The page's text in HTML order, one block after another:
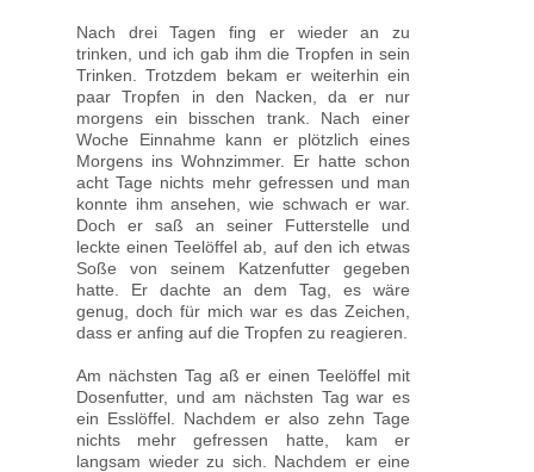
Nach drei Tagen fing er wieder an zu
trinken, und ich gab ihm die Tropfen in sein
Trinken. Trotzdem bekam er weiterhin ein
paar Tropfen in den Nacken, da er nur
morgens ein bisschen trank. Nach einer
Woche Einnahme kann er plötzlich eines
Morgens ins Wohnzimmer. Er hatte schon
acht Tage nichts mehr gefressen und man
konnte ihm ansehen, wie schwach er war.
Doch er saß an seiner Futterstelle und
leckte einen Teelöffel ab, auf den ich etwas
Soße von seinem Katzenfutter gegeben
hatte. Er dachte an dem Tag, es wäre
genug, doch für mich war es das Zeichen,
dass er anfing auf die Tropfen zu reagieren.
Am nächsten Tag aß er einen Teelöffel mit
Dosenfutter, und am nächsten Tag war es
ein Esslöffel. Nachdem er also zehn Tage
nichts mehr gefressen hatte, kam er
langsam wieder zu sich. Nachdem er eine